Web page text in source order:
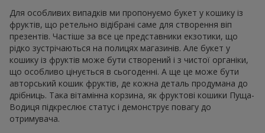
Для особливих випадків ми пропонуємо букет у кошику із
фруктів, що ретельно відібрані саме для створення віп
презентів. Частіше за все це представники екзотики, що
рідко зустрічаються на полицях магазинів. Але букет у
кошику із фруктів може бути створений і з чистої органіки,
що особливо цінується в сьогоденні. А ще це може бути
авторський кошик фруктів, де кожна деталь продумана до
дрібниць. Така вітамінна корзина, як фруктові кошики Пуща-
Водиця підкреслює статус і демонструє повагу до
отримувача.